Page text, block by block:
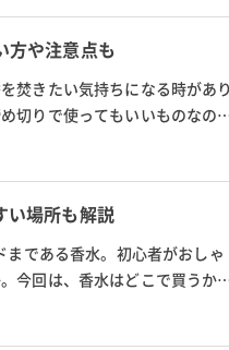
方や注意点も
焚きたい気持ちになる時があり
切りで使ってもいいものなの
い場所も解説
である香水。初心者がおしゃ
今回は、香水はどこで買うか